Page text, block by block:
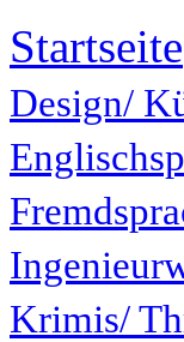
Startseite
Design/
Krimis/